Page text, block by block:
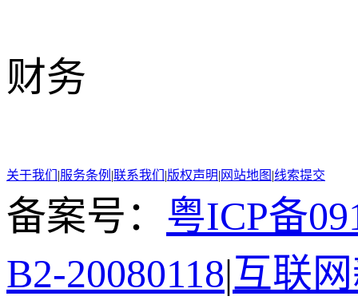
财务
关于我们 |服务条例 |联系我们 |版权声明| 网站地图 |线索提交
备案号： 粤ICP备
B2-20080118|互联